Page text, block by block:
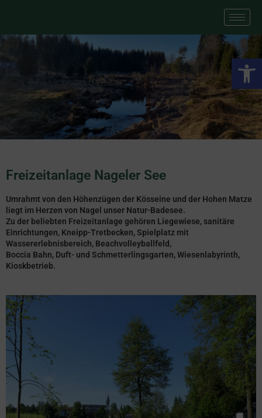
Freizeitanlage Nageler See
Umrahmt von den Höhenzügen der Kösseine und der Hohen Matze
liegt im Herzen von Nagel unser Natur-Badesee.
Zu der beliebten Freizeitanlage gehören Liegewiese, sanitäre
Einrichtungen, Kneipp-Tretbecken, Spielplatz mit
Wassererlebnisbereich, Beachvolleyballfeld,
Boccia Bahn, Duft- und Schmetterlingsgarten, Wiesenlabyrinth,
Kioskbetrieb.